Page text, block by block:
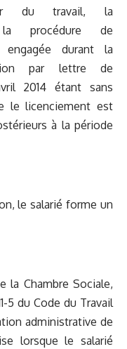
du travail, la
procédure de
durant la
par lettre de
2014 étant sans
le licenciement est
à la période
le salarié forme un
la Chambre Sociale,
5 du Code du Travail
administrative de
lorsque le salarié